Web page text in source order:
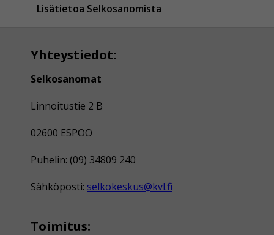
Lisätietoa Selkosanomista
Yhteystiedot:
Selkosanomat
Linnoitustie 2 B
02600 ESPOO
Puhelin: (09) 34809 240
Sähköposti: selkokeskus@kvl.fi
Toimitus: